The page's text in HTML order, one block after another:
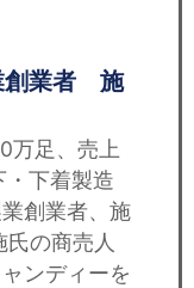
創業者 施
万足、売上
下着製造
創業者、施
の商売人
ンディーを